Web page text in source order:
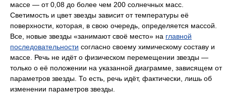
массе — от 0,08 до более чем 200 солнечных масс.
Светимость и цвет звезды зависит от температуры её
поверхности, которая, в свою очередь, определяется массой.
Все, новые звезды «занимают своё место» на главной
последовательности согласно своему химическому составу и
массе. Речь не идёт о физическом перемещении звезды —
только о её положении на указанной диаграмме, зависящем от
параметров звезды. То есть, речь идёт, фактически, лишь об
изменении параметров звезды.